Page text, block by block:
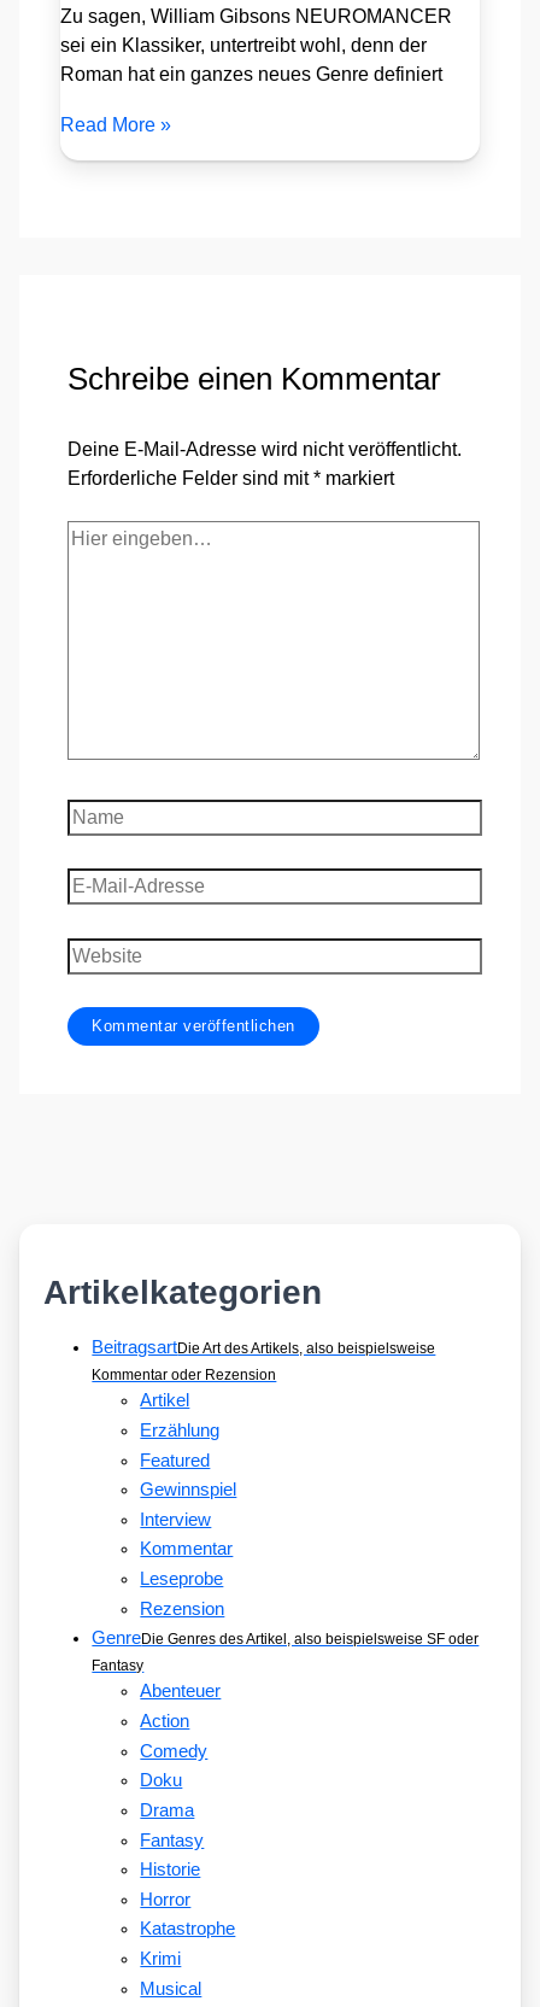
Zu sagen, William Gibsons NEUROMANCER
sei ein Klassiker, untertreibt wohl, denn der
Roman hat ein ganzes neues Genre definiert
Read More »
Schreibe einen Kommentar
Deine E-Mail-Adresse wird nicht veröffentlicht.
Erforderliche Felder sind mit* markiert
Hier
Name
E-
Mail-
Adresse
Website
Artikelkategorien
BeitragsartDie Art des Artikels, also beispielsweise
Kommentar oder Rezension
Artikel
Erzählung
Featured
Gewinnspiel
Interview
Kommentar
Leseprobe
Rezension
GenreDie Genres des Artikel, also beispielsweise SF oder
Fantasy
Abenteuer
Action
Comedy
Doku
Drama
Fantasy
Historie
Horror
Katastrophe
Krimi
Musical